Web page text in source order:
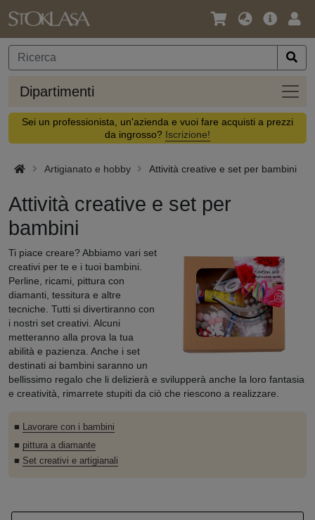
Lingua
Valuta
Offerta
Dipartimenti
Sei un professionista, un'azienda e vuoi fare acquisti a prezzi
da ingrosso? Iscrizione!
Artigianato e hobby Attività creative e set per bambini
Attività creative e set per
bambini
Ti piace creare? Abbiamo vari set
creativi per te e i tuoi bambini.
Perline, ricami, pittura con
diamanti, tessitura e altre
tecniche. Tutti si divertiranno con
i nostri set creativi. Alcuni
metteranno alla prova la tua
abilità e pazienza. Anche i set
destinati ai bambini saranno un
bellissimo regalo che li delizierà e svilupperà anche la loro fantasia
e creatività, rimarrete stupiti da ciò che riescono a realizzare.
■ Lavorare con i bambini
■ pittura a diamante
■ Set creativi e artigianali